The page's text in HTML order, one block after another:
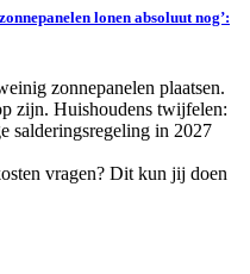
lonen absoluut nog’:
zonnepanelen plaatsen.
zijn. Huishoudens twijfelen:
salderingsregeling in 2027
vragen? Dit kun jij doen